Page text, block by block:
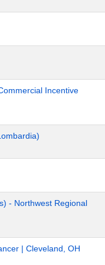
Incentive
- Northwest Regional
| Cleveland, OH